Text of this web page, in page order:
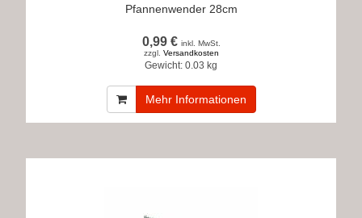
Pfannenwender 28cm
0,99 € inkl. MwSt.
zzgl. Versandkosten
Gewicht: 0.03 kg
Mehr Informationen